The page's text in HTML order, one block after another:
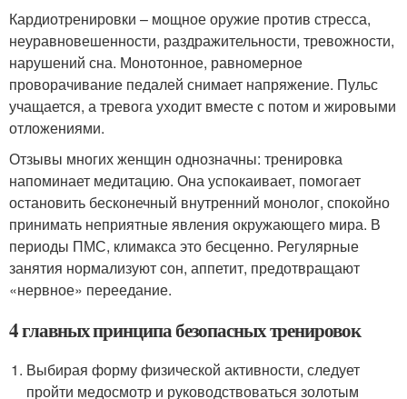
Кардиотренировки – мощное оружие против стресса,
неуравновешенности, раздражительности, тревожности,
нарушений сна. Монотонное, равномерное
проворачивание педалей снимает напряжение. Пульс
учащается, а тревога уходит вместе с потом и жировыми
отложениями.
Отзывы многих женщин однозначны: тренировка
напоминает медитацию. Она успокаивает, помогает
остановить бесконечный внутренний монолог, спокойно
принимать неприятные явления окружающего мира. В
периоды ПМС, климакса это бесценно. Регулярные
занятия нормализуют сон, аппетит, предотвращают
«нервное» переедание.
4 главных принципа безопасных тренировок
Выбирая форму физической активности, следует
пройти медосмотр и руководствоваться золотым